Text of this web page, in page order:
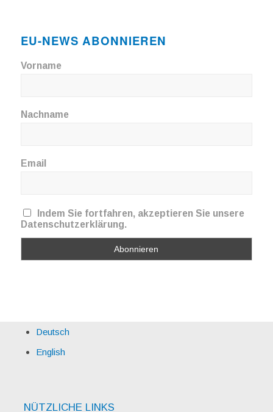
EU-NEWS ABONNIEREN
Vorname
Nachname
Email
Indem Sie fortfahren, akzeptieren Sie unsere
Datenschutzerklärung.
Deutsch
English
NÜTZLICHE LINKS